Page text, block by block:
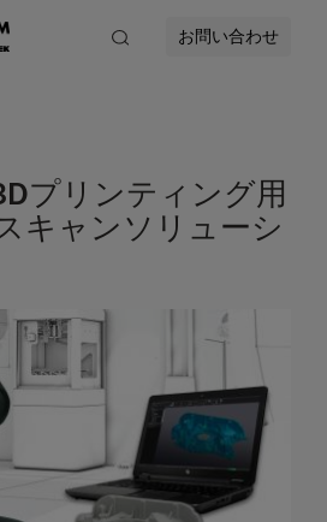
お問い合わせ
プリンティング用
キャンソリューシ